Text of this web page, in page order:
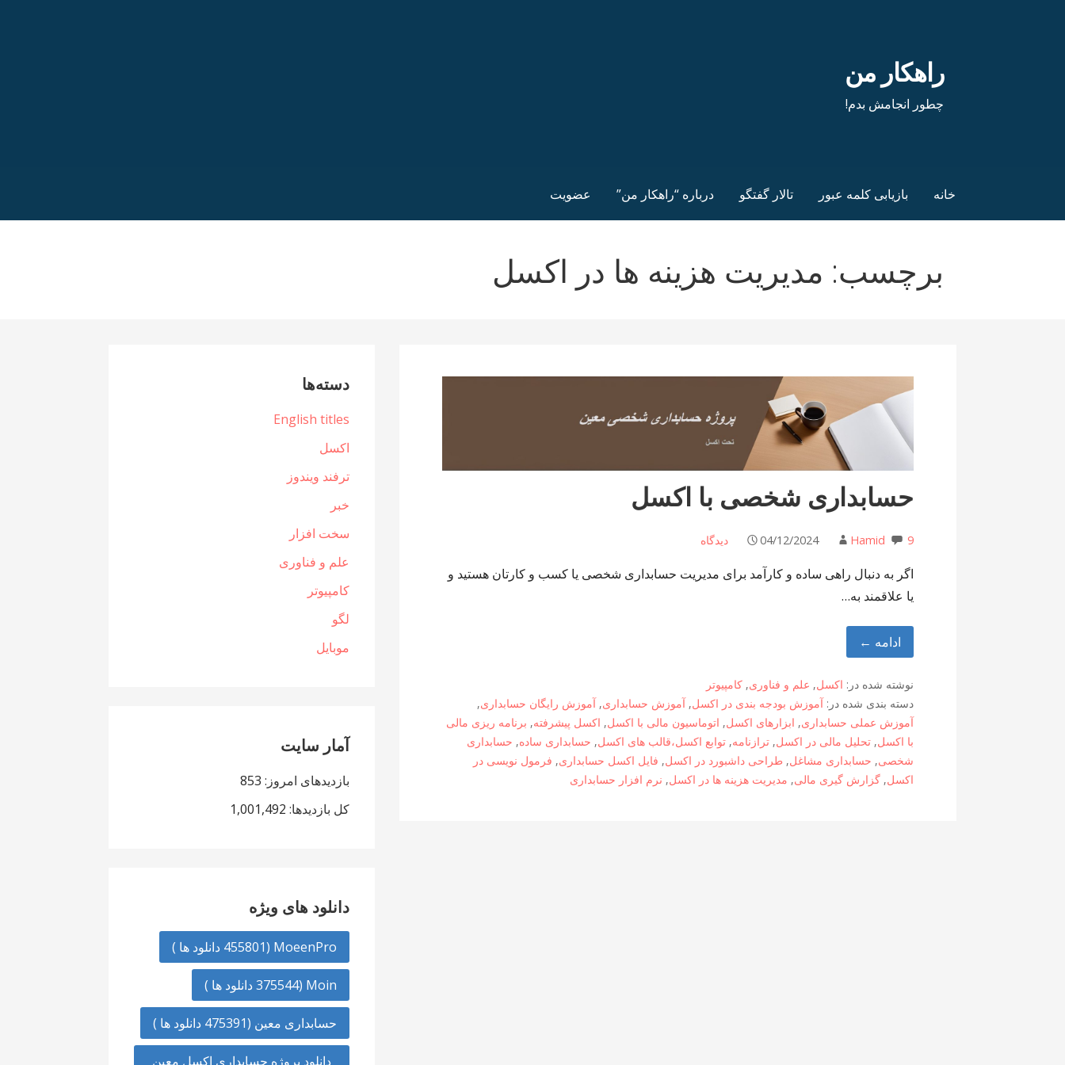
راهکار من
چطور انجامش بدم!
خانه بازیابی کلمه عبور تالار گفتگو درباره “راهکار من” عضویت
برچسب: مدیریت هزینه ها در اکسل
حسابداری شخصی با اکسل
04/12/2024 Hamid 9 دیدگاه
اگر به دنبال راهی ساده و کارآمد برای مدیریت حسابداری شخصی یا کسب و کارتان هستید و
یا علاقمند به…
ادامه ←
نوشته شده در: اکسل, علم و فناوری,کامپیوتر
دسته بندی شده در:آموزش بودجه بندی در اکسل,آموزش حسابداری,آموزش رایگان حسابداری,
آموزش عملی حسابداری, ابزارهای اکسل, اتوماسیون مالی با اکسل, اکسل پیشرفته, برنامه ریزی مالی
با اکسل,تحلیل مالی در اکسل,ترازنامه,توابع اکسل،قالب های اکسل, حسابداری ساده, حسابداری
شخصی, حسابداری مشاغل,طراحی داشبورد در اکسل, فایل اکسل حسابداری, فرمول نویسی در
اکسل,گزارش گیری مالی, مدیریت هزینه ها در اکسل, نرم افزار حسابداری
دسته‌ها
English titles
اکسل
ترفند ویندوز
خبر
سخت افزار
علم و فناوری
کامپیوتر
لگو
موبایل
آمار سایت
بازدیدهای امروز: 853
کل بازدیدها: 1,001,492
دانلود های ویژه
MoeenPro (455801 دانلود ها )
Moin (375544 دانلود ها )
حسابداری معین (475391 دانلود ها )
دانلود پروژه حسابداری اکسل معین